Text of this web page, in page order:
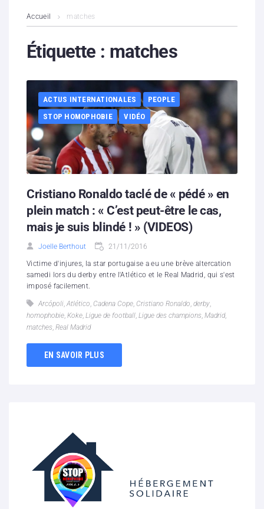
Contenus litigieux
Boutique
Partenaires
Contacts
Accueil matches
Étiquette : matches
ACTUS INTERNATIONALES
PEOPLE
STOP HOMOPHOBIE
VIDÉO
Cristiano Ronaldo taclé de « pédé » en
plein match : « C’est peut-être le cas,
mais je suis blindé ! » (VIDEOS)
Joelle Berthout 21/11/2016
Victime d'injures, la star portugaise a eu une brève altercation
samedi lors du derby entre l'Atlético et le Real Madrid, qui s'est
imposé facilement.
Arcópoli, Atlético, Cadena Cope, Cristiano Ronaldo, derby,
homophobie, Koke, Ligue de football, Ligue des champions, Madrid,
matches, Real Madrid
EN SAVOIR PLUS